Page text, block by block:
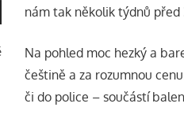
nám tak několik týdnů před
Na pohled moc hezký a
češtině a za rozumnou
či do police – součástí